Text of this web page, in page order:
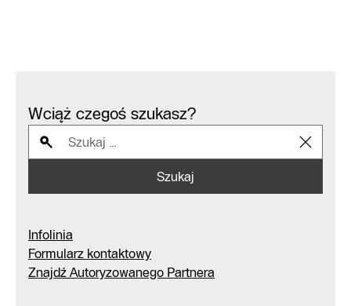
Wciąż czegoś szukasz?
Szukaj
Infolinia
Formularz kontaktowy
Znajdź Autoryzowanego Partnera